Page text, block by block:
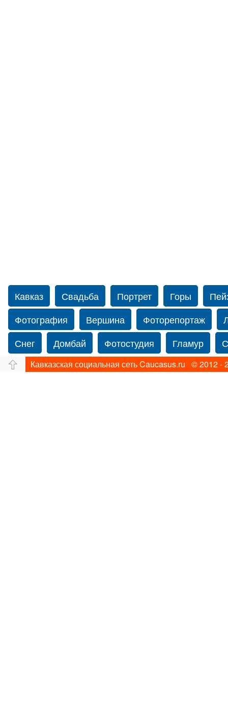
Кавказ Свадьба Портрет Горы
Фотография
Вершина Фоторепортаж
Снег
Домбай Фотостудия Гламур
Путешествие
Перевал Ущелье
Кавказская социальная сеть Caucasus.ru © 2012 -